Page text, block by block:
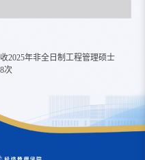
2025年非全日制工程管理硕士
次